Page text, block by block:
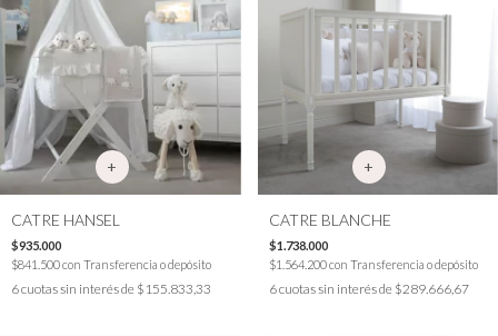
CATRE HANSEL
$935.000
$841.500con Transferencia o depósito
6cuotas sin interés de $155.833,33
CATRE BLANCHE
$1.738.000
$1.564.200con Transferencia o depósito
6cuotas sin interés de $289.666,67